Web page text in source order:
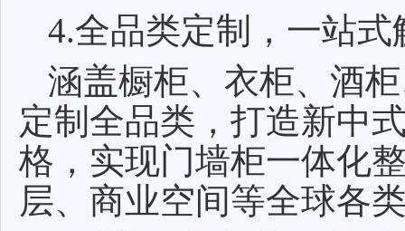
4.全品类定制，一站式
涵盖橱柜、衣柜、酒
定制全品类，打造新中
格，实现门墙柜一体化
层、商业空间等全球各